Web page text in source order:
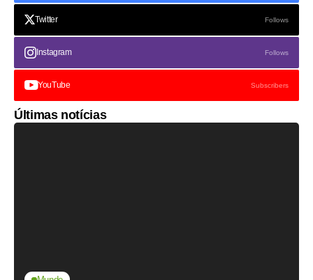
Twitter Follows
Instagram Follows
YouTube Subscribers
Últimas notícias